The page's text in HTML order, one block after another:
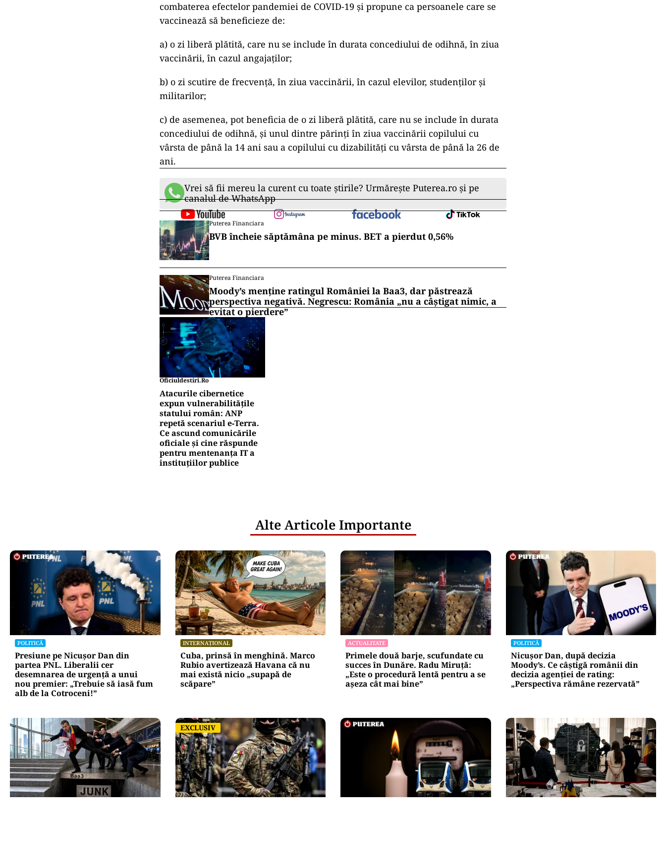
combaterea efectelor pandemiei de COVID-19 și propune ca persoanele care se
vaccinează să beneficieze de:
a) o zi liberă plătită, care nu se include în durata concediului de odihnă, în ziua
vaccinării, în cazul angajaților;
b) o zi scutire de frecvență, în ziua vaccinării, în cazul elevilor, studenților și
militarilor;
c) de asemenea, pot beneficia de o zi liberă plătită, care nu se include în durata
concediului de odihnă, și unul dintre părinți în ziua vaccinării copilului cu
vârsta de până la 14 ani sau a copilului cu dizabilități cu vârsta de până la 26 de
ani.
Vrei să fii mereu la curent cu toate știrile? Urmărește Puterea.ro și pe
canalul de WhatsApp
Puterea Financiara
BVB încheie săptămâna pe minus. BET a pierdut 0,56%
Puterea Financiara
Moody’s menține ratingul României la Baa3, dar păstrează
perspectiva negativă. Negrescu: România „nu a câștigat nimic, a
evitat o pierdere”
Oficiuldestiri.ro
Atacurile cibernetice
expun vulnerabilitățile
statului român: ANP
repetă scenariul e‑Terra.
Ce ascund comunicările
oficiale și cine răspunde
pentru mentenanța IT a
instituțiilor publice
Alte Articole Importante
POLITICĂ
Presiune pe Nicușor Dan din
partea PNL. Liberalii cer
desemnarea de urgență a unui
nou premier: „Trebuie să iasă fum
alb de la Cotroceni!”
INTERNAȚIONAL
Cuba, prinsă în menghină. Marco
Rubio avertizează Havana că nu
mai există nicio „supapă de
scăpare”
ACTUALITATE
Primele două barje, scufundate cu
succes în Dunăre. Radu Miruță:
„Este o procedură lentă pentru a se
așeza cât mai bine”
POLITICĂ
Nicușor Dan, după decizia
Moody’s. Ce câștigă românii din
decizia agenției de rating:
„Perspectiva rămâne rezervată”
EXCLUSIV
EXCLUSIV